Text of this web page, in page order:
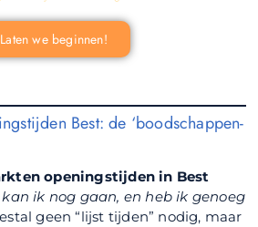
Best: de ‘boodschappen-
openingstijden in Best
kan ik nog gaan, en heb ik genoeg
geen “lijst tijden” nodig, maar
Laten we beginnen!